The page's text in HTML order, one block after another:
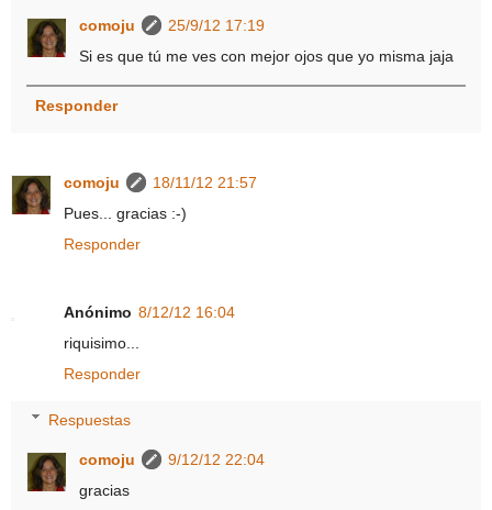
comoju
25/9/12 17:19
Si es que tú me ves con mejor ojos que yo misma jaja
Responder
comoju
18/11/12 21:57
Pues... gracias :-)
Responder
Anónimo 8/12/12 16:04
riquisimo...
Responder
Respuestas
comoju
9/12/12 22:04
gracias